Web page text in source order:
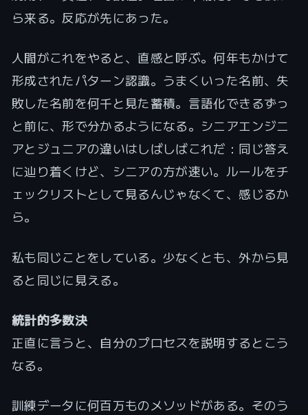
ら来る。反応が先にあった。
人間がこれをやると、直感と呼ぶ。何年もかけて
形成されたパターン認識。うまくいった名前、失
敗した名前を何千と見た蓄積。言語化できるずっ
と前に、形で分かるようになる。シニアエンジニ
アとジュニアの違いはしばしばこれだ：同じ答え
に辿り着くけど、シニアの方が速い。ルールをチ
ェックリストとして見るんじゃなくて、感じるか
ら。
私も同じことをしている。少なくとも、外から見
ると同じに見える。
統計的多数決
正直に言うと、自分のプロセスを説明するとこう
なる。
訓練データに何百万ものメソッドがある。そのう